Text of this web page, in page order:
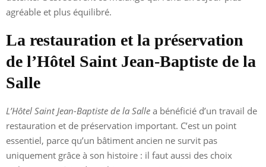
agréable et plus équilibré.
La restauration et la préservation
de l’Hôtel Saint Jean-Baptiste de la
Salle
L’Hôtel Saint Jean-Baptiste de la Salle a bénéficié d’un travail de
restauration et de préservation important. C’est un point
essentiel, parce qu’un bâtiment ancien ne survit pas
uniquement grâce à son histoire : il faut aussi des choix